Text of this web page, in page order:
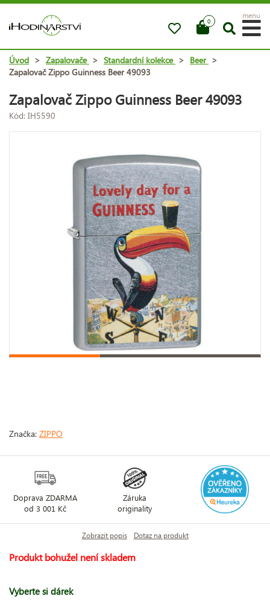
0
menu
Úvod > Zapalovače > Standardní kolekce > Beer >
Zapalovač Zippo Guinness Beer 49093
Zapalovač Zippo Guinness Beer 49093
Kód: IH5590
Značka: ZIPPO
Doprava ZDARMA
od 3 001 Kč
Záruka
originality
Zobrazit popis Dotaz na produkt
Produkt bohužel není skladem
Vyberte si dárek